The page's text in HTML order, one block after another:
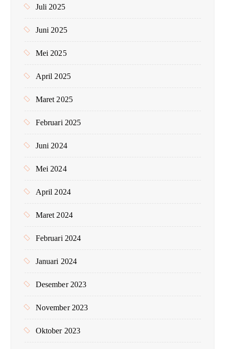
Juli 2025
Juni 2025
Mei 2025
April 2025
Maret 2025
Februari 2025
Juni 2024
Mei 2024
April 2024
Maret 2024
Februari 2024
Januari 2024
Desember 2023
November 2023
Oktober 2023